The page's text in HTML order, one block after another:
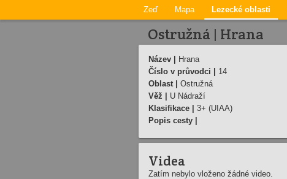
Zeď Mapa Lezecké oblasti
Ostružná | Hrana
Název |
Hrana
Číslo v průvodci |
14
Oblast |
Ostružná
Věž |
U Nádraží­
Klasifikace |
3+ (UIAA)
Popis cesty |
Videa
Zatím nebylo vloženo žádné video.